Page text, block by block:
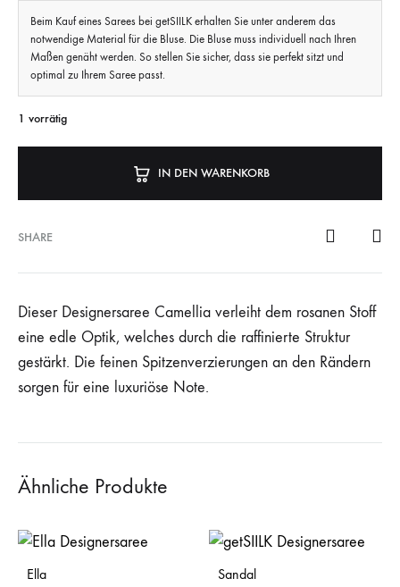
Beim Kauf eines Sarees bei getSIILK erhalten Sie unter anderem das
notwendige Material für die Bluse. Die Bluse muss individuell nach Ihren
Maßen genäht werden. So stellen Sie sicher, dass sie perfekt sitzt und
optimal zu Ihrem Saree passt.
1 vorrätig
IN DEN WARENKORB
SHARE
Dieser Designersaree Camellia verleiht dem rosanen Stoff
eine edle Optik, welches durch die raffinierte Struktur
gestärkt. Die feinen Spitzenverzierungen an den Rändern
sorgen für eine luxuriöse Note.
Ähnliche Produkte
Ella Sandal